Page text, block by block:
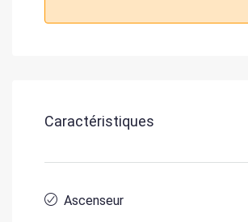
Caractéristiques
Ascenseur